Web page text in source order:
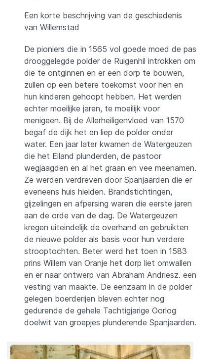
Een korte beschrijving van de geschiedenis
van Willemstad
De pioniers die in 1565 vol goede moed de pas
drooggelegde polder de Ruigenhil introkken om
die te ontginnen en er een dorp te bouwen,
zullen op een betere toekomst voor hen en
hun kinderen gehoopt hebben. Het werden
echter moeilijke jaren, te moeilijk voor
menigeen. Bij de Allerheiligenvloed van 1570
begaf de dijk het en liep de polder onder
water. Een jaar later kwamen de Watergeuzen
die het Eiland plunderden, de pastoor
wegjaagden en al het graan en vee meenamen.
Ze werden verdreven door Spanjaarden die er
eveneens huis hielden. Brandstichtingen,
gijzelingen en afpersing waren die eerste jaren
aan de orde van de dag. De Watergeuzen
kregen uiteindelijk de overhand en gebruikten
de nieuwe polder als basis voor hun verdere
strooptochten. Beter werd het toen in 1583
prins Willem van Oranje het dorp liet omwallen
en er naar ontwerp van Abraham Andriesz. een
vesting van maakte. De eenzaam in de polder
gelegen boerderijen bleven echter nog
gedurende de gehele Tachtigjarige Oorlog
doelwit van groepjes plunderende Spanjaarden.